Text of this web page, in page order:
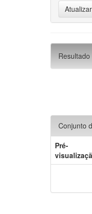
Conjunto
Pré-